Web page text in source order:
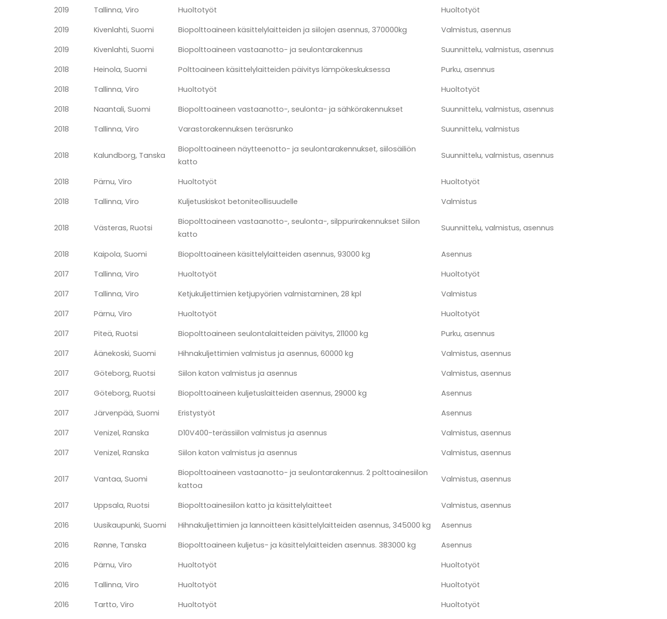
2019
Tallinna, Viro Huoltotyöt
Huoltotyöt
2019
Kivenlahti, Suomi Biopolttoaineen käsittelylaitteiden ja siilojen asennus, 370000kg
Valmistus, asennus
2019
Kivenlahti, Suomi Biopolttoaineen vastaanotto- ja seulontarakennus
Suunnittelu, valmistus, asennus
2018
Heinola, Suomi Polttoaineen käsittelylaitteiden päivitys lämpökeskuksessa
Purku, asennus
2018
Tallinna, Viro Huoltotyöt
Huoltotyöt
2018
Naantali, Suomi Biopolttoaineen vastaanotto-, seulonta- ja sähkörakennukset
Suunnittelu, valmistus, asennus
2018
Tallinna, Viro Varastorakennuksen teräsrunko Suunnittelu, valmistus
2018 Kalundborg, Tanska
Biopolttoaineen näytteenotto- ja seulontarakennukset, siilosäiliön
katto
Suunnittelu, valmistus, asennus
2018 Pärnu, Viro Huoltotyöt
Huoltotyöt
2018
Tallinna, Viro Kuljetuskiskot betoniteollisuudelle Valmistus
2018 Västeras, Ruotsi
Biopolttoaineen vastaanotto-, seulonta-, silppurirakennukset Siilon
katto
Suunnittelu, valmistus, asennus
2018 Kaipola, Suomi Biopolttoaineen käsittelylaitteiden asennus, 93000 kg
Asennus
2017
Tallinna, Viro Huoltotyöt
Huoltotyöt
2017
Tallinna, Viro Ketjukuljettimien ketjupyörien valmistaminen, 28 kpl
Valmistus
2017
Pärnu, Viro Huoltotyöt
Huoltotyöt
2017
Piteä, Ruotsi Biopolttoaineen seulontalaitteiden päivitys, 211000 kg
Purku, asennus
2017
Äänekoski, Suomi Hihnakuljettimien valmistus ja asennus, 60000 kg
Valmistus, asennus
2017
Göteborg, Ruotsi Siilon katon valmistus ja asennus
Valmistus, asennus
2017
Göteborg, Ruotsi Biopolttoaineen kuljetuslaitteiden asennus, 29000 kg
Asennus
2017
Järvenpää, Suomi Eristystyöt
Asennus
2017
Venizel, Ranska D10V400-terässiilon valmistus ja asennus
Valmistus, asennus
2017
Venizel, Ranska Siilon katon valmistus ja asennus Valmistus, asennus
2017 Vantaa, Suomi
Biopolttoaineen vastaanotto- ja seulontarakennus. 2 polttoainesiilon
kattoa
Valmistus, asennus
2017 Uppsala, Ruotsi Biopolttoainesiilon katto ja käsittelylaitteet
Valmistus, asennus
2016
Uusikaupunki, Suomi Hihnakuljettimien ja lannoitteen käsittelylaitteiden asennus, 345000 kg
Asennus
2016
Rønne, Tanska Biopolttoaineen kuljetus- ja käsittelylaitteiden asennus. 383000 kg
Asennus
2016
Pärnu, Viro Huoltotyöt
Huoltotyöt
2016
Tallinna, Viro Huoltotyöt
Huoltotyöt
2016
Tartto, Viro Huoltotyöt
Huoltotyöt